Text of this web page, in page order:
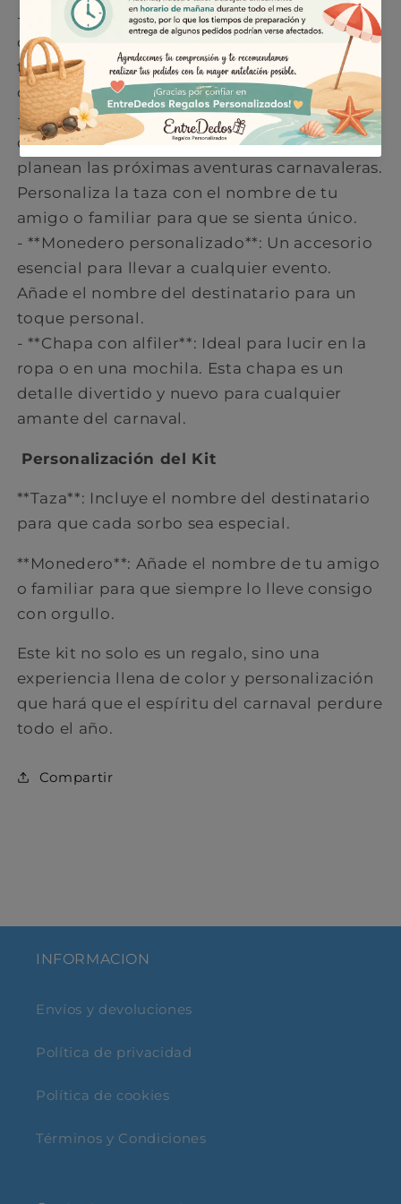
- **Caja con etiqueta personalizada**: Una
caja kratz decorada con una etiqueta
temática de carnaval que hará sonreír a
quien la reciba.
- **Taza personalizada**: Perfecta para
disfrutar de una bebida caliente mientras se
planean las próximas aventuras carnavaleras.
Personaliza la taza con el nombre de tu
amigo o familiar para que se sienta único.
- **Monedero personalizado**: Un accesorio
esencial para llevar a cualquier evento.
Añade el nombre del destinatario para un
toque personal.
- **Chapa con alfiler**: Ideal para lucir en la
ropa o en una mochila. Esta chapa es un
detalle divertido y nuevo para cualquier
amante del carnaval.
Personalización del Kit
**Taza**: Incluye el nombre del destinatario
para que cada sorbo sea especial.
**Monedero**: Añade el nombre de tu amigo
o familiar para que siempre lo lleve consigo
con orgullo.
Este kit no solo es un regalo, sino una
experiencia llena de color y personalización
que hará que el espíritu del carnaval perdure
todo el año.
C ompartir
INFORMACION
Envíos y devoluciones
Política de privacidad
Política de cookies
Términos y Condiciones